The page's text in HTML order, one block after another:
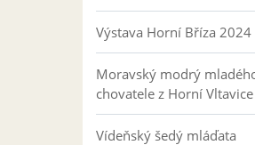
Výstava Horní Bříza 2024
Moravský modrý
chovatele z Horní Vltavice
Vídeňský šedý mláďata